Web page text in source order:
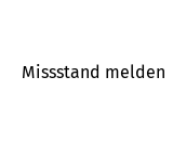
Missstand melden